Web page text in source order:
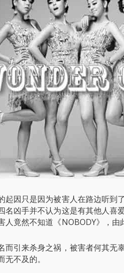
起因只是因为被害人在路边听
名凶手并不认为这是有其他人喜
人竟然不知道《NOBODY》，由
而引来杀身之祸，被害者何其无
不及的。